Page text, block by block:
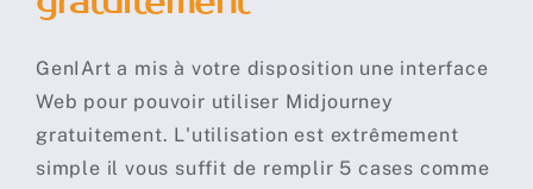
GenIArt a mis à votre disposition une interface
Web pour pouvoir utiliser Midjourney
gratuitement. L'utilisation est extrêmement
simple il vous suffit de remplir 5 cases comme